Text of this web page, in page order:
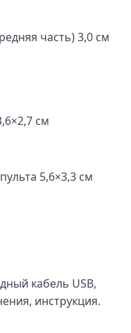
часть) 3,0 см
см
5,6×3,3 см
кабель USB,
инструкция.